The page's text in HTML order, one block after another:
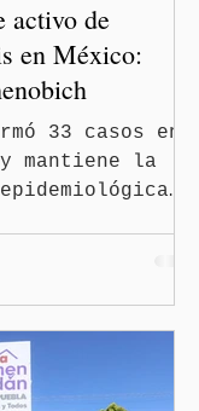
activo de
en México:
33 casos en
mantiene la
Stalnikowitz,
en México no
activo de
luego de